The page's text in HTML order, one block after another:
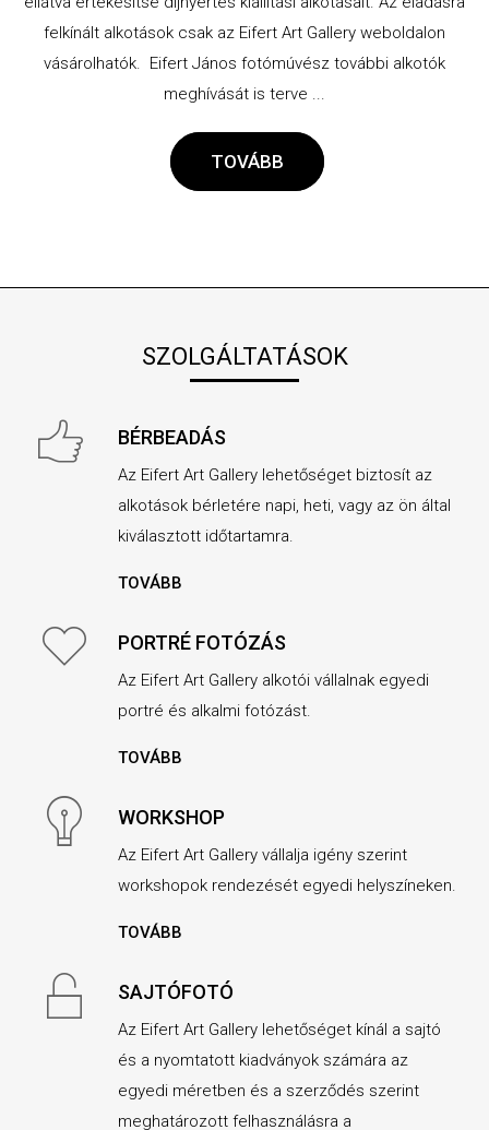
felkínált alkotások csak az Eifert Art Gallery weboldalon
vásárolhatók. Eifert János fotómúvész további alkotók
meghívását is terve ...
TOVÁBB
SZOLGÁLTATÁSOK
BÉRBEADÁS
Az Eifert Art Gallery lehetőséget biztosít az
alkotások bérletére napi, heti, vagy az ön által
kiválasztott időtartamra.
TOVÁBB
PORTRÉ FOTÓZÁS
Az Eifert Art Gallery alkotói vállalnak egyedi
portré és alkalmi fotózást.
TOVÁBB
WORKSHOP
Az Eifert Art Gallery vállalja igény szerint
workshopok rendezését egyedi helyszíneken.
TOVÁBB
SAJTÓFOTÓ
Az Eifert Art Gallery lehetőséget kínál a sajtó
és a nyomtatott kiadványok számára az
egyedi méretben és a szerződés szerint
meghatározott felhasználásra a